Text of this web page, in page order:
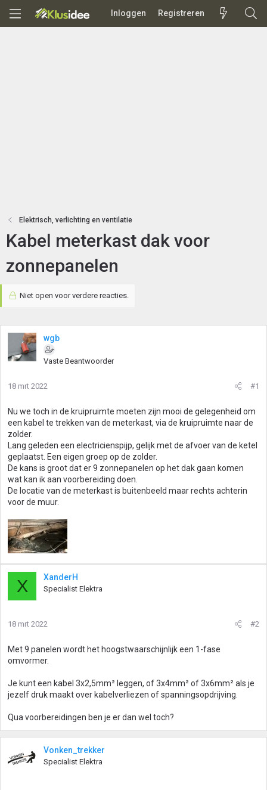
Inloggen Registreren
Elektrisch, verlichting en ventilatie
Kabel meterkast dak voor
zonnepanelen
Niet open voor verdere reacties.
wgb
Vaste Beantwoorder
18 mrt 2022 #1
Nu we toch in de kruipruimte moeten zijn mooi de gelegenheid om
een kabel te trekken van de meterkast, via de kruipruimte naar de
zolder.
Lang geleden een electricienspijp, gelijk met de afvoer van de ketel
geplaatst. Een eigen groep op de zolder.
De kans is groot dat er 9 zonnepanelen op het dak gaan komen
wat kan ik aan voorbereiding doen.
De locatie van de meterkast is buitenbeeld maar rechts achterin
voor de muur.
X XanderH
Specialist Elektra
18 mrt 2022 #2
Met 9 panelen wordt het hoogstwaarschijnlijk een 1-fase
omvormer.
Je kunt een kabel 3x2,5mm² leggen, of 3x4mm² of 3x6mm² als je
jezelf druk maakt over kabelverliezen of spanningsopdrijving.
Qua voorbereidingen ben je er dan wel toch?
Vonken_trekker
Specialist Elektra